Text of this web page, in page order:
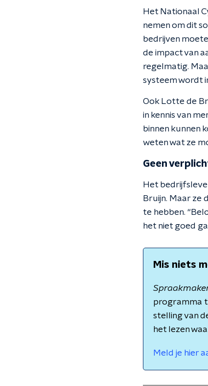
Het Nationaal
nemen om dit
bedrijven
de impact van
regelmatig.
systeem wordt
Ook Lotte de
in kennis van
binnen kunnen
weten wat ze
Geen
Het
Bruijn. Maar ze
te hebben.
het niet goed
Mis niets
programma
stelling van
het lezen
Meld je hier